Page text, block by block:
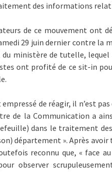
des informations
de ce mouvement ont
29 juin dernier contre la
ministère de tutelle, lequel
ont profité de ce sit-in
de réagir, il n’est
de la Communication a
dans le traitement
département ». Après
reconnu que, « face
observer